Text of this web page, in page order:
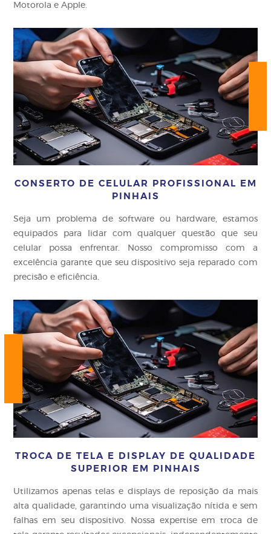
Motorola e Apple.
CONSERTO DE CELULAR PROFISSIONAL EM
PINHAIS
Seja um problema de software ou hardware, estamos
equipados para lidar com qualquer questão que seu
celular possa enfrentar. Nosso compromisso com a
excelência garante que seu dispositivo seja reparado com
precisão e eficiência.
TROCA DE TELA E DISPLAY DE QUALIDADE
SUPERIOR EM PINHAIS
Utilizamos apenas telas e displays de reposição da mais
alta qualidade, garantindo uma visualização nítida e sem
falhas em seu dispositivo. Nossa expertise em troca de